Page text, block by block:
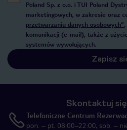
Poland Sp. z o.o. i TUI Poland
marketingowych, w zakresie oraz
przetwarzaniu danych osobowych”
komunikacji (e-mail), także z
systemów wywołujących.
Zapisz
Skontaktuj się
Telefoniczne Centrum
pon. – pt. 08:00–22:00, sob. –